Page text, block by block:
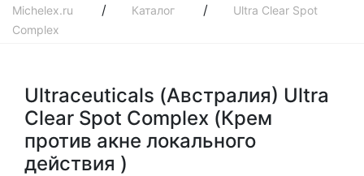
Michelex.ru / Каталог /
Ultra Clear Spot
Complex
Ultraceuticals (Австралия) Ultra
Clear Spot Complex (Крем
против акне локального
действия )